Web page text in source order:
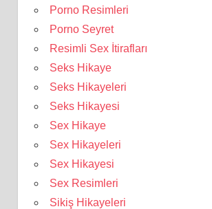
Porno Resimleri
Porno Seyret
Resimli Sex İtirafları
Seks Hikaye
Seks Hikayeleri
Seks Hikayesi
Sex Hikaye
Sex Hikayeleri
Sex Hikayesi
Sex Resimleri
Sikiş Hikayeleri